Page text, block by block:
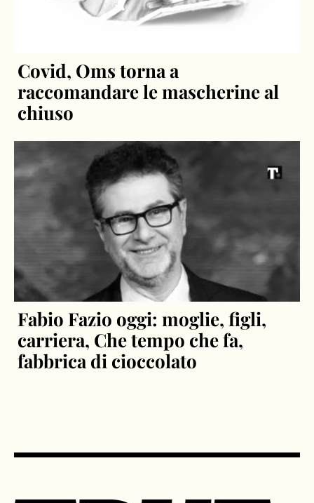
Covid, Oms torna a
raccomandare le mascherine al
chiuso
Fabio Fazio oggi: moglie, figli,
carriera, Che tempo che fa,
fabbrica di cioccolato